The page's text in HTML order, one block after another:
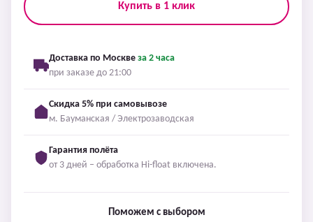
Купить в 1 клик
Доставка по Москве за 2 часа
при заказе до 21:00
Скидка 5% при самовывозе
м. Бауманская / Электрозаводская
Гарантия полёта
от 3 дней – обработка Hi-float включена.
Поможем с выбором